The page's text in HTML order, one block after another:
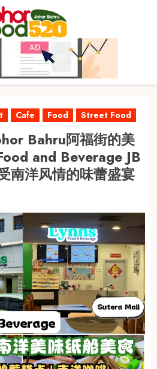
Cafe Food Street Food
Bahru阿福街的美
and Beverage JB
南洋风情的味蕾盛宴